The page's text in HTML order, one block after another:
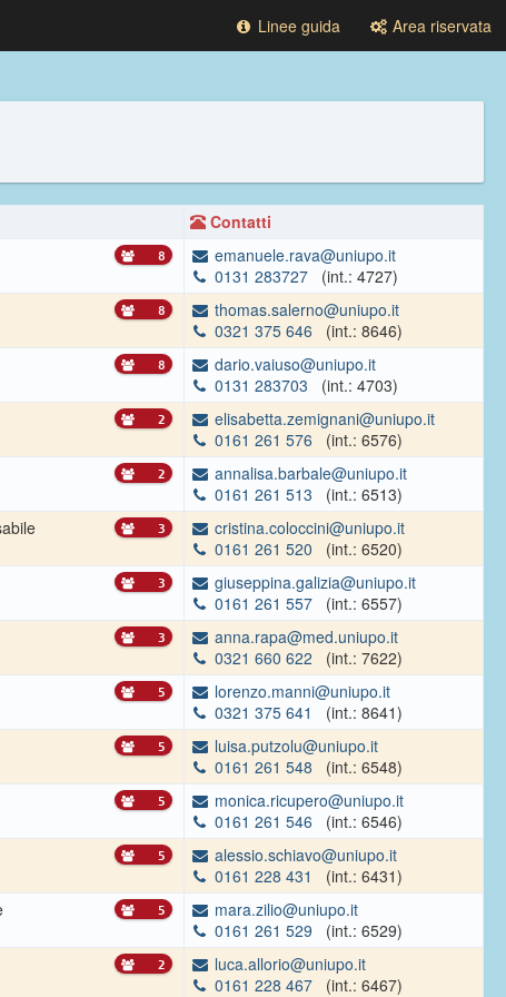
Linee guida Area riservata
Contatti
8
emanuele.rava@uniupo.it
0131 283727
(int.: 4727)
8
thomas.salerno@uniupo.it
0321 375 646
(int.: 8646)
8
dario.vaiuso@uniupo.it
0131 283703
(int.: 4703)
2
elisabetta.zemignani@uniupo.it
0161 261 576
(int.: 6576)
2
annalisa.barbale@uniupo.it
0161 261 513
(int.: 6513)
3
cristina.coloccini@uniupo.it
0161 261 520
(int.: 6520)
3
giuseppina.galizia@uniupo.it
0161 261 557
(int.: 6557)
3
anna.rapa@med.uniupo.it
0321 660 622
(int.: 7622)
5
lorenzo.manni@uniupo.it
0321 375 641
(int.: 8641)
5
luisa.putzolu@uniupo.it
0161 261 548
(int.: 6548)
5
monica.ricupero@uniupo.it
0161 261 546
(int.: 6546)
5
alessio.schiavo@uniupo.it
0161 228 431
(int.: 6431)
5
mara.zilio@uniupo.it
0161 261 529
(int.: 6529)
2
luca.allorio@uniupo.it
0161 228 467
(int.: 6467)